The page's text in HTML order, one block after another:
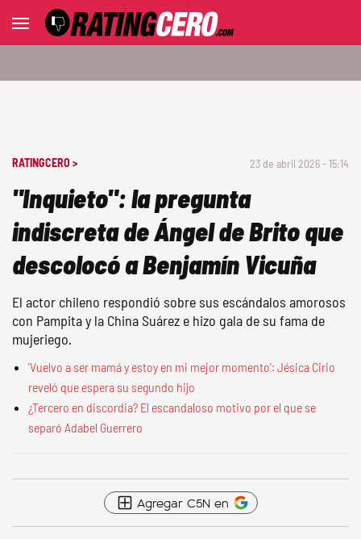
RATINGCERO > 23 de abril 2026 - 15:14
"Inquieto": la pregunta
indiscreta de Ángel de Brito que
descolocó a Benjamín Vicuña
El actor chileno respondió sobre sus escándalos amorosos
con Pampita y la China Suárez e hizo gala de su fama de
mujeriego.
'Vuelvo a ser mamá y estoy en mi mejor momento': Jésica Cirio
reveló que espera su segundo hijo
¿Tercero en discordia? El escandaloso motivo por el que se
separó Adabel Guerrero
Agregar C5N en